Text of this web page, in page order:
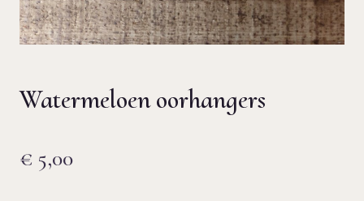
Watermeloen oorhangers
€ 5,00